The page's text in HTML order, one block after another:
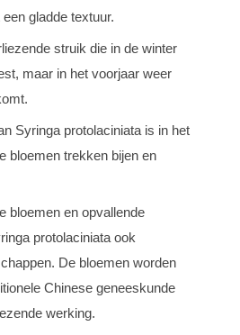
gladde textuur.
struik die in de winter
maar in het voorjaar weer
Syringa protolaciniata is in het
bloemen trekken bijen en
bloemen en opvallende
protolaciniata ook
De bloemen worden
Chinese geneeskunde
werking.